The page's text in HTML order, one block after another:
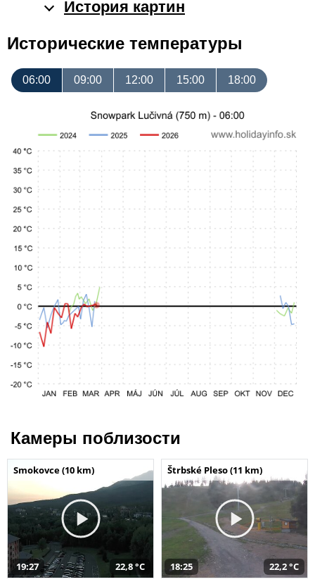
История картин
Исторические температуры
06:00 09:00 12:00 15:00 18:00
Камеры поблизости
Smokovce (10 km)
19:27 22,8 °C
Štrbské Pleso (11 km)
18:25 22,2 °C